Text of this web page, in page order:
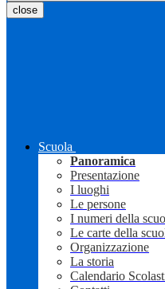
close
Scuola
Panoramica
Presentazione
I luoghi
Le persone
I numeri della
Le carte della
Organizzazione
La storia
Calendario